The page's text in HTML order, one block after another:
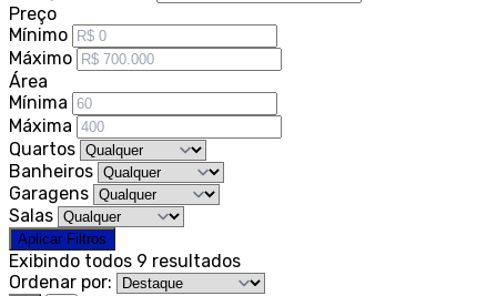
Preço
Mínimo
Máximo
Área
Mínima
Máxima
Quartos
Banheiros
Garagens
Salas
Aplicar Filtros
Exibindo todos 9 resultados
Ordenar por: